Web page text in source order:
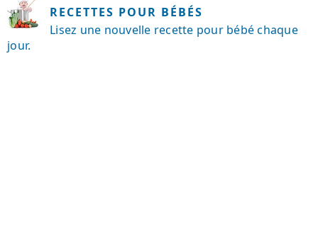
RECETTES POUR BÉBÉS
Lisez une nouvelle recette pour bébé chaque
jour.